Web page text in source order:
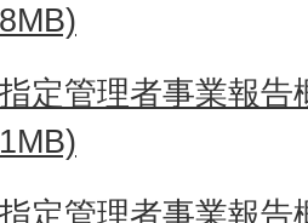
定管理者事業報
定管理者事業報